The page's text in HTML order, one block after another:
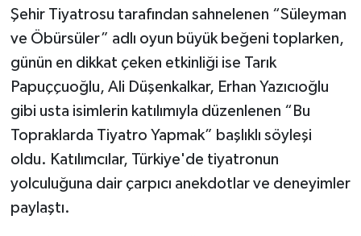
Şehir Tiyatrosu tarafından sahnelenen “Süleyman
ve Öbürsüler” adlı oyun büyük beğeni toplarken,
günün en dikkat çeken etkinliği ise Tarık
Papuççuoğlu, Ali Düşenkalkar, Erhan Yazıcıoğlu
gibi usta isimlerin katılımıyla düzenlenen “Bu
Topraklarda Tiyatro Yapmak” başlıklı söyleşi
oldu. Katılımcılar, Türkiye'de tiyatronun
yolculuğuna dair çarpıcı anekdotlar ve deneyimler
paylaştı.